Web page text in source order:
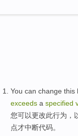
You can change this
exceeds a specified
您可以更改此行为 ，
点才中断代码。